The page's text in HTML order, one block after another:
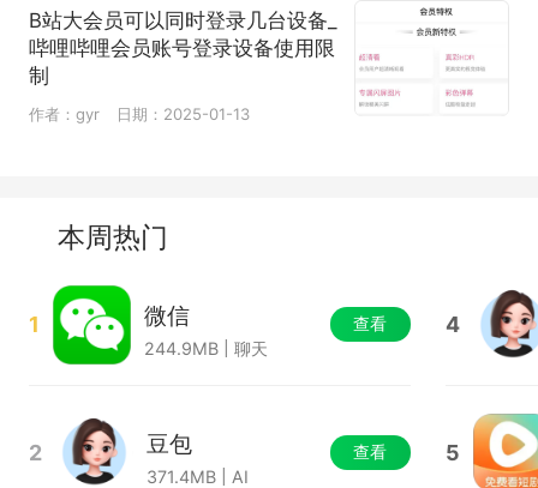
B站大会员可以同时登录几台设备_
哔哩哔哩会员账号登录设备使用限
制
作者：gyr 日期：2025-01-13
本周热门
1 微信
244.9MB | 聊天
查看
2 豆包
371.4MB | AI
查看
4
5